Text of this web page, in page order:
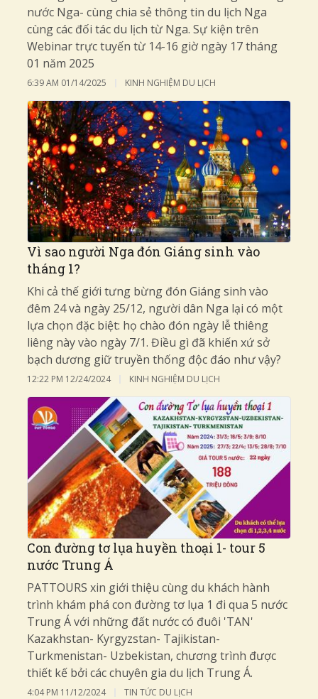
nước Nga- cùng chia sẻ thông tin du lịch Nga
cùng các đối tác du lịch từ Nga. Sự kiện trên
Webinar trực tuyến từ 14-16 giờ ngày 17 tháng
01 năm 2025
6:39 AM 01/14/2025 KINH NGHIỆM DU LỊCH
Vì sao người Nga đón Giáng sinh vào
tháng 1?
Khi cả thế giới tưng bừng đón Giáng sinh vào
đêm 24 và ngày 25/12, người dân Nga lại có một
lựa chọn đặc biệt: họ chào đón ngày lễ thiêng
liêng này vào ngày 7/1. Điều gì đã khiến xứ sở
bạch dương giữ truyền thống độc đáo như vậy?
12:22 PM 12/24/2024 KINH NGHIỆM DU LỊCH
Con đường tơ lụa huyền thoại 1- tour 5
nước Trung Á
PATTOURS xin giới thiệu cùng du khách hành
trình khám phá con đường tơ lụa 1 đi qua 5 nước
Trung Á với những đất nước có đuôi 'TAN'
Kazakhstan- Kyrgyzstan- Tajikistan-
Turkmenistan- Uzbekistan, chương trình được
thiết kế bởi các chuyên gia du lịch Trung Á.
4:04 PM 11/12/2024 TIN TỨC DU LỊCH